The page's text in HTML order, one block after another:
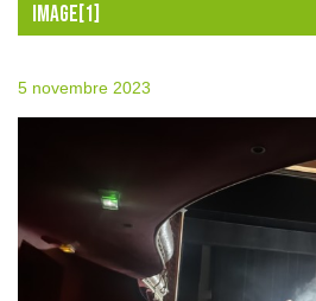
IMAGE[1]
5 novembre 2023